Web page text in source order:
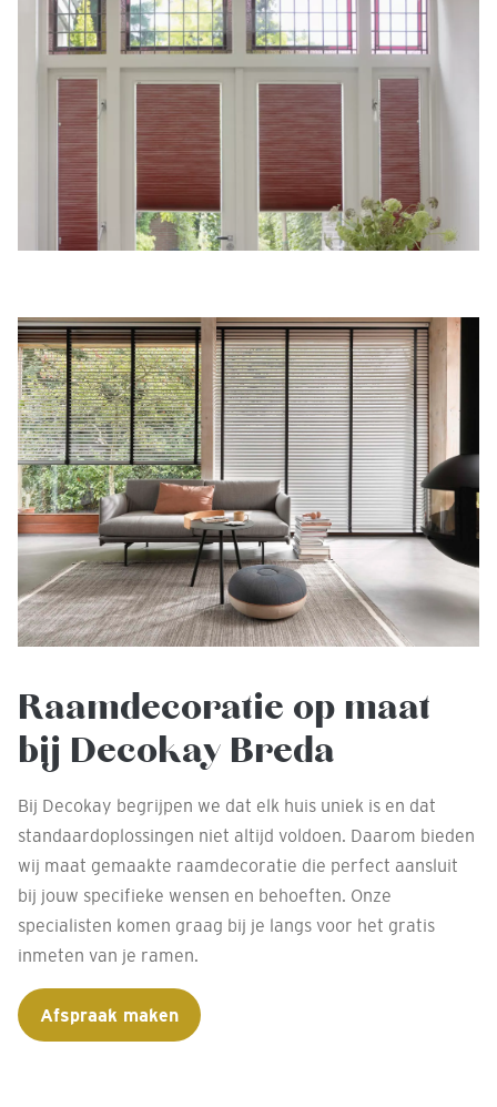
Raamdecoratie op maat
bij Decokay Breda
Bij Decokay begrijpen we dat elk huis uniek is en dat
standaardoplossingen niet altijd voldoen. Daarom bieden
wij maat gemaakte raamdecoratie die perfect aansluit
bij jouw specifieke wensen en behoeften. Onze
specialisten komen graag bij je langs voor het gratis
inmeten van je ramen.
Afspraak maken